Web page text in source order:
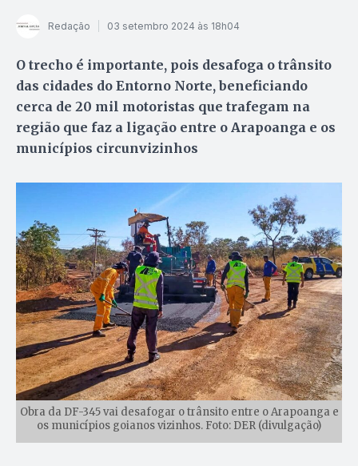
Redação 03 setembro 2024 às 18h04
O trecho é importante, pois desafoga o trânsito
das cidades do Entorno Norte, beneficiando
cerca de 20 mil motoristas que trafegam na
região que faz a ligação entre o Arapoanga e os
municípios circunvizinhos
Obra da DF-345 vai desafogar o trânsito entre o Arapoanga e
os municípios goianos vizinhos. Foto: DER (divulgação)